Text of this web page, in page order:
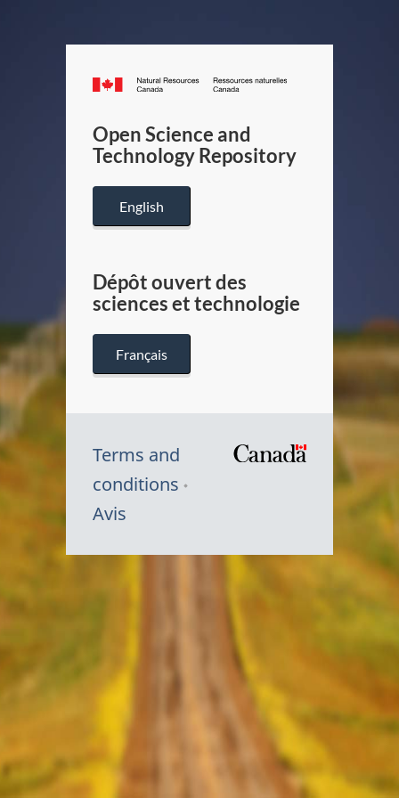
Canada.ca
/
Canada
Open Science and
Technology Repository
English
Dépôt ouvert des
sciences et technologie
Français
Terms and
conditions
Avis
Symbole
Canada